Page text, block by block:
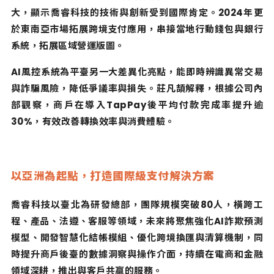
大，顯示喬睿科技的技術與創新受到國際肯定。 2024年更
於東南亞市場拓展跨境支付應用，串接當地行動錢包與銀行
系統，拓展區域營運版圖。
AI風控系統為平臺另一大差異化亮點，能即時辨識異常交易
與詐騙風險，降低爭議率與損失。莊凡頡解釋，根據公司內
部觀察，商戶在導入TapPay後平均付款完成率提升逾
30% ，有效改善轉換效率與消費體驗。
以亞洲為起點，打造國際級支付解決方案
喬睿科技以臺北為研發總部，團隊規模突破80人，橫跨工
程、產品、法遵、客服等領域，未來將聚焦強化AI詐欺預測
模型、開發智慧化結帳模組、優化跨境換匯與清算機制，同
時提升商戶後臺的數據洞察與操作介面，持續在電商和金融
領域深耕，推出與客戶共贏的服務。